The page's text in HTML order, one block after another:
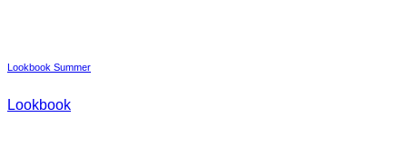
Lookbook Summer
Lookbook